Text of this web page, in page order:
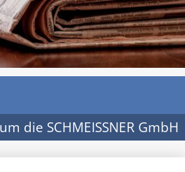
die SCHMEISSNER GmbH